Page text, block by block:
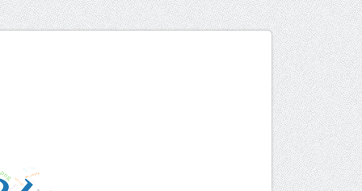
busy.gif
btn_off.png
box.gif
banner0.jpg
blog1.png